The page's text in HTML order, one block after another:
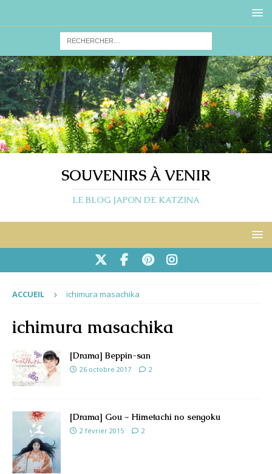
SOUVENIRS À VENIR
LE BLOG JAPON DE KATZINA
ACCUEIL ichimura masachika
ichimura masachika
[Drama] Beppin-san
26 octobre 2017 2
[Drama] Gou ~ Himetachi no sengoku
2 février 2015 2